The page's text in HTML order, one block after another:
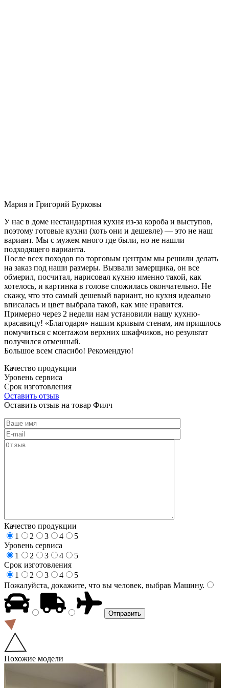
Мария и Григорий Бурковы
У нас в доме нестандартная кухня из-за короба и выступов,
поэтому готовые кухни (хоть они и дешевле) — это не наш
вариант. Мы с мужем много где были, но не нашли
подходящего варианта.
После всех походов по торговым центрам мы решили делать
на заказ под наши размеры. Вызвали замерщика, он все
обмерил, посчитал, нарисовал кухню именно такой, как
хотелось, и картинка в голове сложилась окончательно. Не
скажу, что это самый дешевый вариант, но кухня идеально
вписалась и цвет выбрала такой, как мне нравится.
Примерно через 2 недели нам установили нашу кухню-
красавицу! «Благодаря» нашим кривым стенам, им пришлось
помучиться с монтажом верхних шкафчиков, но результат
получился отменный.
Большое всем спасибо! Рекомендую!
Качество продукции
Уровень сервиса
Срок изготовления
Оставить отзыв
Оставить отзыв на товар Филч
Качество продукции
1
2 3 4
5
Уровень сервиса
1
2 3 4
5
Срок изготовления
1
2 3 4
5
Пожалуйста, докажите, что вы человек, выбрав Машину.
Похожие модели